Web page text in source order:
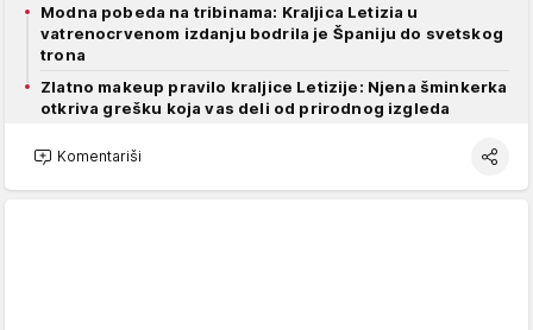
Modna pobeda na tribinama: Kraljica Letizia u
vatrenocrvenom izdanju bodrila je Španiju do svetskog
trona
Zlatno makeup pravilo kraljice Letizije: Njena šminkerka
otkriva grešku koja vas deli od prirodnog izgleda
Komentariši